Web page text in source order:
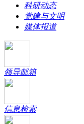
科研动态
党建与文明
媒体报道
领导邮箱
信息检索